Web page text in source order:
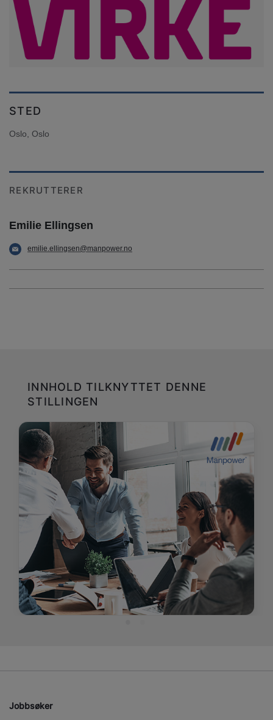
STED
Oslo, Oslo
REKRUTTERER
Emilie Ellingsen
emilie.ellingsen@manpower.no
INNHOLD TILKNYTTET DENNE
STILLINGEN
Jobbsøker